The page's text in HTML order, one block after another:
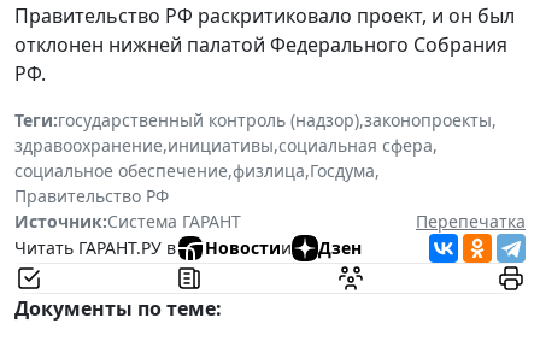
Правительство РФ раскритиковало проект, и он был
отклонен нижней палатой Федерального Собрания
РФ.
Теги:государственный контроль (надзор),законопроекты,
здравоохранение,инициативы,социальная сфера,
социальное обеспечение,физлица,Госдума,
Правительство РФ
Источник:Система ГАРАНТ
Перепечатка
Читать ГАРАНТ.РУ в
Новостии Дзен
Документы по теме: